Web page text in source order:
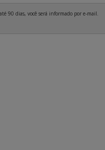
90 dias, você será informado por e-mail.